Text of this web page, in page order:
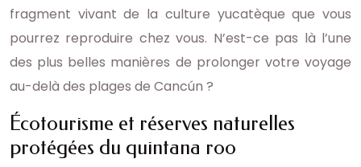
fragment vivant de la culture yucatèque que vous
pourrez reproduire chez vous. N’est-ce pas là l’une
des plus belles manières de prolonger votre voyage
au-delà des plages de Cancún ?
Écotourisme et réserves naturelles
protégées du quintana roo